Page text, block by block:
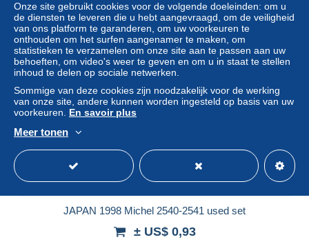
Statuut Particulier
Nieuw
JAPAN 1998 Michel 2540-2541 used set
± US$ 0,93
Onze site gebruikt cookies voor de volgende doeleinden: om u
de diensten te leveren die u hebt aangevraagd, om de veiligheid
van ons platform te garanderen, om uw voorkeuren te
onthouden om het surfen aangenamer te maken, om
statistieken te verzamelen om onze site aan te passen aan uw
behoeften, om video's weer te geven en om u in staat te stellen
inhoud te delen op sociale netwerken.
Sommige van deze cookies zijn noodzakelijk voor de werking
van onze site, andere kunnen worden ingesteld op basis van uw
voorkeuren. En savoir plus
Meer tonen